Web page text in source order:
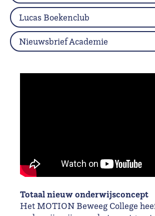
Totaal nieuw onderwijsconcept
Het MOTION Beweeg College
Lucas Boekenclub
Nieuwsbrief Academie